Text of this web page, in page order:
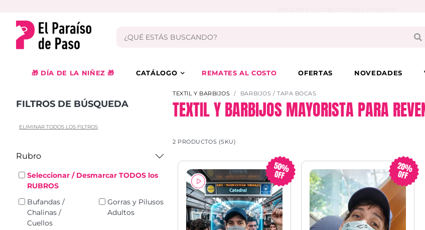
🎁 DÍA DE LA NIÑEZ 🎁 CATÁLOGO REMATES AL COSTO OFERTAS NOVEDADES
FILTROS DE BÚSQUEDA
ELIMINAR TODOS LOS FILTROS
Rubro
Seleccionar / Desmarcar TODOS los
RUBROS
Bufandas /
Chalinas /
Cuellos
Gorras y Pilusos
Adultos
TEXTIL Y BARBIJOS BARBIJOS / TAPA BOCAS
TEXTIL Y BARBIJOS MAYORISTA PARA
2 PRODUCTOS (SKU)
50%
OFF
20%
OFF